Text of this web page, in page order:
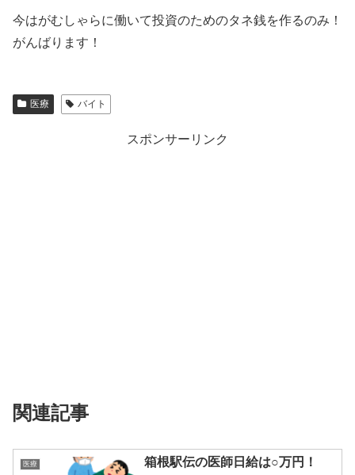
今はがむしゃらに働いて投資のためのタネ銭を作るのみ！
がんばります！
医療 バイト
スポンサーリンク
関連記事
医療 箱根駅伝の医師日給は○万円！